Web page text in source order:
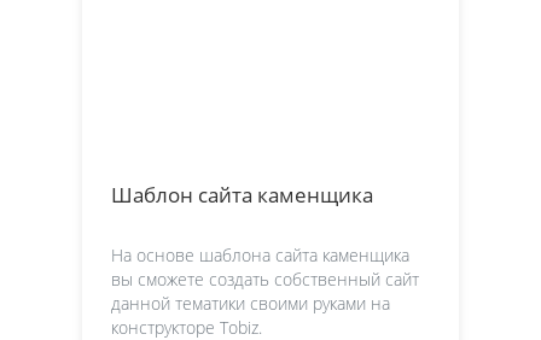
Шаблон сайта каменщика
На основе шаблона сайта каменщика
вы сможете создать собственный сайт
данной тематики своими руками на
конструкторе Tobiz.